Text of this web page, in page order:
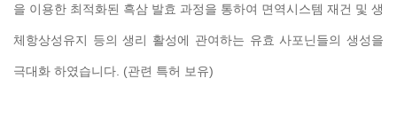
을 이용한 최적화된 흑삼 발효 과정을 통하여 면역시스템 재건 및 생
체항상성유지 등의 생리 활성에 관여하는 유효 사포닌들의 생성을
극대화 하였습니다. (관련 특허 보유)